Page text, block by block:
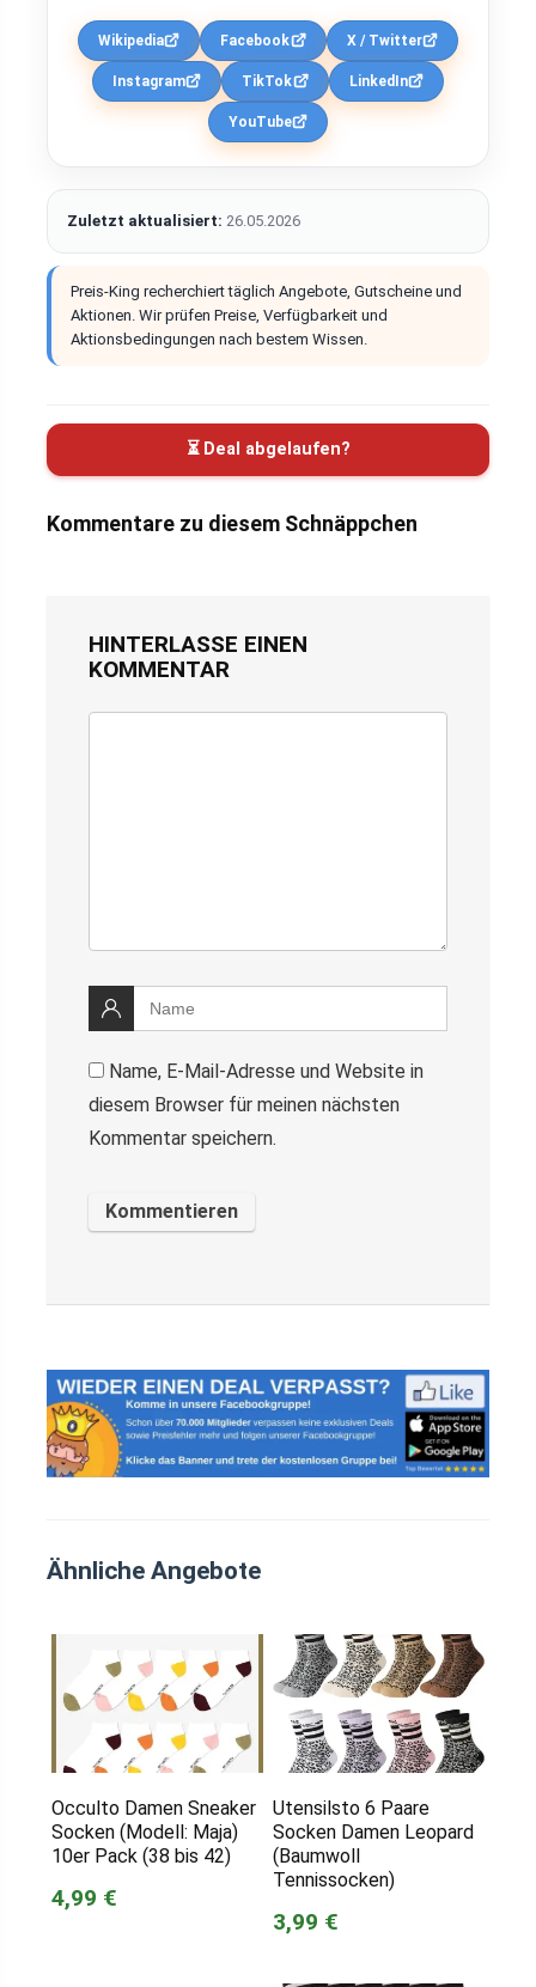
Wikipedia Facebook X / Twitter
Instagram TikTok LinkedIn
YouTube
Zuletzt aktualisiert: 26.05.2026
Preis-King recherchiert täglich Angebote, Gutscheine und
Aktionen. Wir prüfen Preise, Verfügbarkeit und
Aktionsbedingungen nach bestem Wissen.
⏳ Deal abgelaufen?
Kommentare zu diesem Schnäppchen
HINTERLASSE EINEN
KOMMENTAR
Name, E-Mail-Adresse und Website in
diesem Browser für meinen nächsten
Kommentar speichern.
Ähnliche Angebote
Occulto Damen Sneaker
Socken (Modell: Maja)
10er Pack (38 bis 42)
4,99 €
Utensilsto 6 Paare
Socken Damen Leopard
(Baumwoll
Tennissocken)
3,99 €